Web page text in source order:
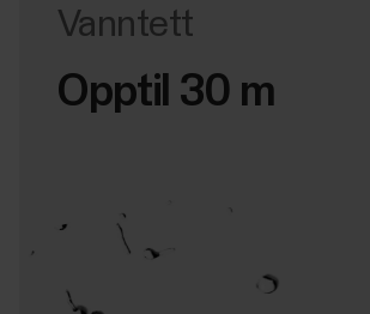
Vanntett
Opptil 30 m